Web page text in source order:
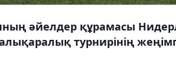
әйелдер құрамасы
турнирінің